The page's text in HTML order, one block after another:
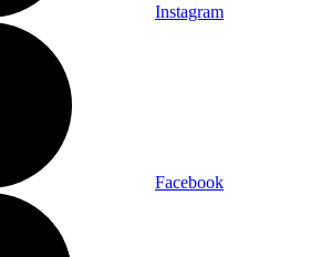
Instagram
Facebook